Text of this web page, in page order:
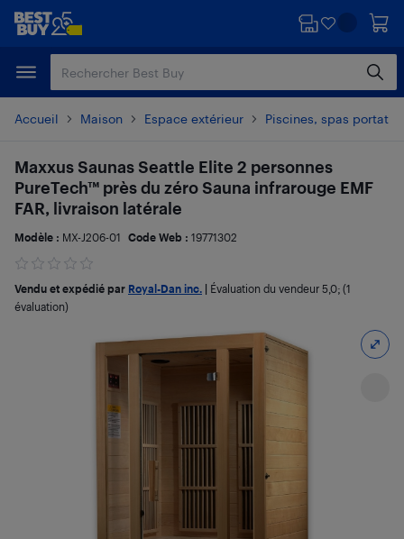
Passer
principal
Passer
Accueil Maison Espace extérieur Piscines, spas
Maxxus Saunas Seattle Elite 2 personnes
PureTech™ près du zéro Sauna infrarouge EMF
FAR, livraison latérale
Modèle : MX-J206-01 Code Web : 19771302
Vendu et expédié par Royal-Dan inc. Évaluation du vendeur 5,0; (1
évaluation)